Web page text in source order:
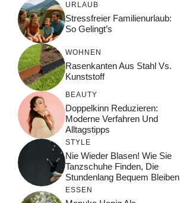
URLAUB
Stressfreier Familienurlaub:
So Gelingt’s
WOHNEN
Rasenkanten Aus Stahl Vs.
Kunststoff
BEAUTY
Doppelkinn Reduzieren:
Moderne Verfahren Und
Alltagstipps
STYLE
Nie Wieder Blasen! Wie Sie
Tanzschuhe Finden, Die
Stundenlang Bequem Bleiben
ESSEN